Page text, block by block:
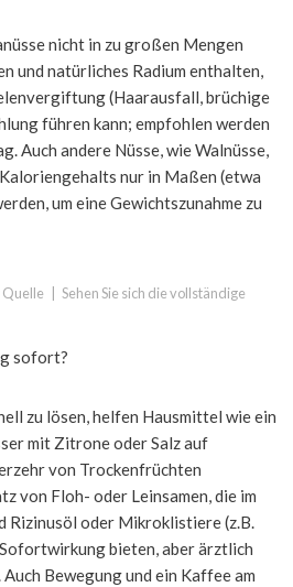
nicht in zu großen Mengen
und natürliches Radium enthalten,
(Haarausfall, brüchige
führen kann; empfohlen werden
Auch andere Nüsse, wie Walnüsse,
nur in Maßen (etwa
um eine Gewichtszunahme zu
Sehen Sie sich die vollständige
sofort?
zu lösen, helfen Hausmittel wie ein
mit Zitrone oder Salz auf
von Trockenfrüchten
von Floh- oder Leinsamen, die im
Rizinusöl oder Mikroklistiere (z.B.
bieten, aber ärztlich
Bewegung und ein Kaffee am